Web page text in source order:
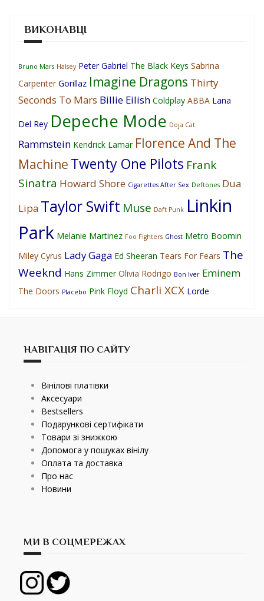
ВИКОНАВЦІ
Bruno Mars Halsey Peter Gabriel The Black Keys Sabrina
Carpenter Gorillaz Imagine Dragons Thirty
Seconds To Mars Billie Eilish Coldplay ABBA Lana
Del Rey Depeche Mode Doja Cat
Rammstein Kendrick Lamar Florence And The
Machine Twenty One Pilots Frank
Sinatra Howard Shore Cigarettes After Sex Deftones Dua
Lipa Taylor Swift Muse Daft Punk Linkin
Park Melanie Martinez Foo Fighters Ghost Metro Boomin
Miley Cyrus Lady Gaga Ed Sheeran Tears For Fears The
Weeknd Hans Zimmer Olivia Rodrigo Bon Iver Eminem
The Doors Placebo Pink Floyd Charli XCX Lorde
НАВІГАЦІЯ ПО САЙТУ
Вінілові платівки
Аксесуари
Bestsellers
Подарункові сертифікати
Товари зі знижкою
Допомога у пошуках вінілу
Оплата та доставка
Про нас
Новини
МИ В СОЦМЕРЕЖАХ